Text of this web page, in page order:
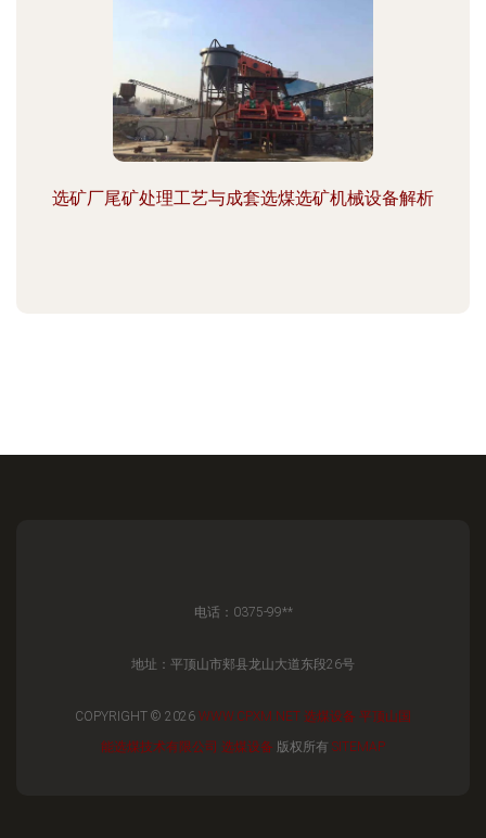
选矿厂尾矿处理工艺与成套选煤选矿机械设备解析
电话：0375-99**
地址：平顶山市郏县龙山大道东段26号
COPYRIGHT © 2026 WWW.CPXM.NET 选煤设备 平顶山国
能选煤技术有限公司 选煤设备 版权所有 SITEMAP